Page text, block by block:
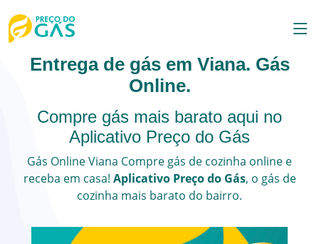
Entrega de gás em Viana. Gás
Online.
Compre gás mais barato aqui no
Aplicativo Preço do Gás
Gás OnlineViana Compre gás de cozinha online e
receba em casa! Aplicativo Preço do Gás, o gás de
cozinha mais barato do bairro.